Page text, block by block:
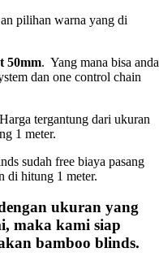
pilihan warna yang di
50mm. Yang mana bisa anda
dan one control chain
tergantung dari ukuran
1 meter.
sudah free biaya pasang
di hitung 1 meter.
ukuran yang
maka kami siap
bamboo blinds.